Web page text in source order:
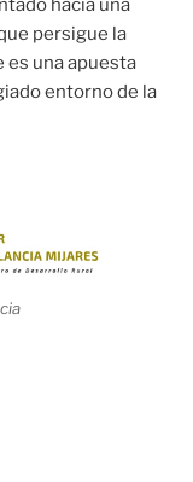
hacia una
persigue la
es una apuesta
entorno de la